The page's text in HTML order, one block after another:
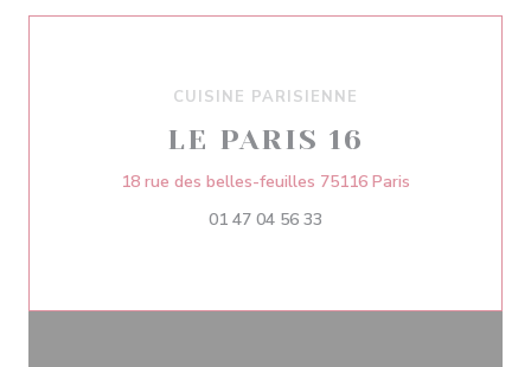
CUISINE PARISIENNE
LE PARIS 16
18 rue des belles-feuilles 75116 Paris
01 47 04 56 33